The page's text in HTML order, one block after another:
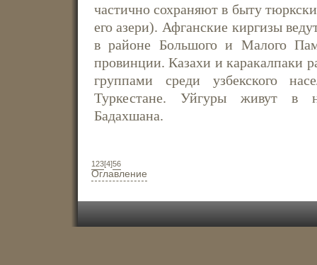
частично сохраняют в быту
его азери). Афганские киргизы
в районе Большого и Малого
провинции. Казахи и каракалпаки
группами среди узбекского
Туркестане. Уйгуры живут в
Бадахшана.
123[4]56
Оглавление